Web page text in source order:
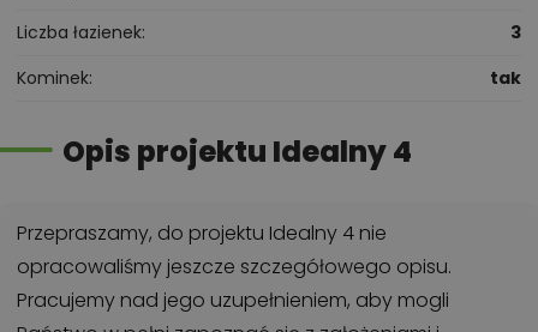
Liczba łazienek
3
Kominek
tak
Opis projektu Idealny 4
Przepraszamy, do projektu Idealny 4 nie
opracowaliśmy jeszcze szczegółowego opisu.
Pracujemy nad jego uzupełnieniem, aby mogli